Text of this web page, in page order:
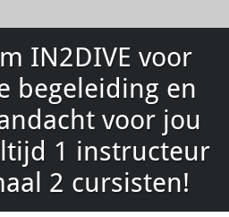
IN2DIVE voor
begeleiding en
voor jou
1 instructeur
2 cursisten!